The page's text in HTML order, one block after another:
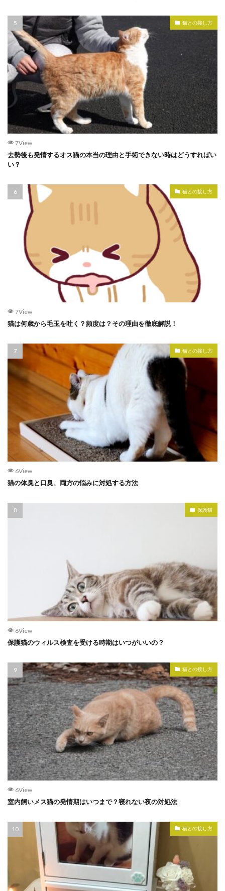
猫との接し方
7View
去勢後も発情するオス猫の本当の理由と手術できない時はどうすればい
い？
猫との接し方
7View
猫は何歳から毛玉を吐く？頻度は？その理由を徹底解説！
猫との接し方
6View
猫の体臭と口臭、両方の悩みに対処する方法
保護猫
6View
保護猫のウィルス検査を受ける時期はいつがいいの？
猫との接し方
6View
室内飼いメス猫の発情期はいつまで？寝れない夜の対処法
猫との接し方